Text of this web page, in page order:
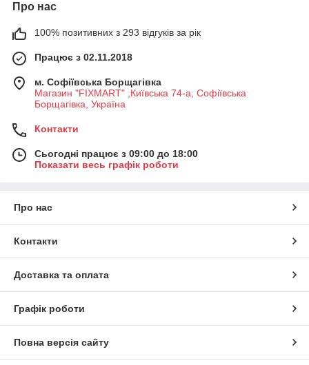
Про нас
100% позитивних з 293 відгуків за рік
Працює з 02.11.2018
м. Софіївська Борщагівка
Магазин "FIXMART" ,Київська 74-a, Софіївська
Борщагівка, Україна
Контакти
Сьогодні працює з 09:00 до 18:00
Показати весь графік роботи
Про нас
Контакти
Доставка та оплата
Графік роботи
Повна версія сайту